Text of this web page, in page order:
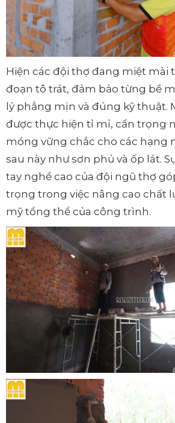
Hiện các đội thợ đang miệt mài
đoạn tô trát, đảm bảo từng bề
lý phẳng mịn và đúng kỹ thuật.
được thực hiện tỉ mỉ, cẩn trọng
móng vững chắc cho các hạng
sau này như sơn phủ và ốp lát.
tay nghề cao của đội ngũ thợ
trọng trong việc nâng cao chất
mỹ tổng thể của công trình.